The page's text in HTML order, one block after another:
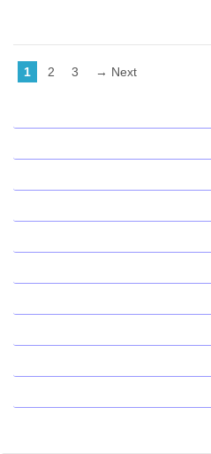
1 2 3 Next →